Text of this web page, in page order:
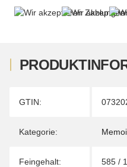
Produkteigenschaft
Wert
GTIN:
Kategorie:
Feingehalt: 585 /